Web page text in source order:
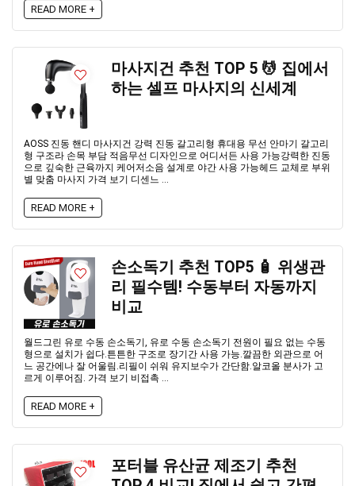
READ MORE +
마사지건 추천 TOP 5 💆 집에서
하는 셀프 마사지의 신세계
AOSS 진동 핸디 마사지건 강력 진동 갈고리형 휴대용 무선 안마기 갈고리
형 구조라 손목 부담 적음무선 디자인으로 어디서든 사용 가능강력한 진동
으로 깊숙한 근육까지 케어저소음 설계로 야간 사용 가능헤드 교체로 부위
별 맞춤 마사지 가격 보기 디센느 ...
READ MORE +
손소독기 추천 TOP5 🧴 위생관
리 필수템! 수동부터 자동까지
비교
월드그린 유로 수동 손소독기, 유로 수동 손소독기 전원이 필요 없는 수동
형으로 설치가 쉽다.튼튼한 구조로 장기간 사용 가능.깔끔한 외관으로 어
느 공간에나 잘 어울림.리필이 쉬워 유지보수가 간단함.알코올 분사가 고
르게 이루어짐. 가격 보기 비접촉 ...
READ MORE +
포터블 유산균 제조기 추천